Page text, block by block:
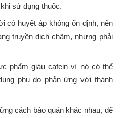
sử dụng thuốc.
có huyết áp không ổn định, nên
truyền dịch chậm, nhưng phải
phẩm giàu cafein vì nó có thể
phụ do phản ứng với thành
cách bảo quản khác nhau, để